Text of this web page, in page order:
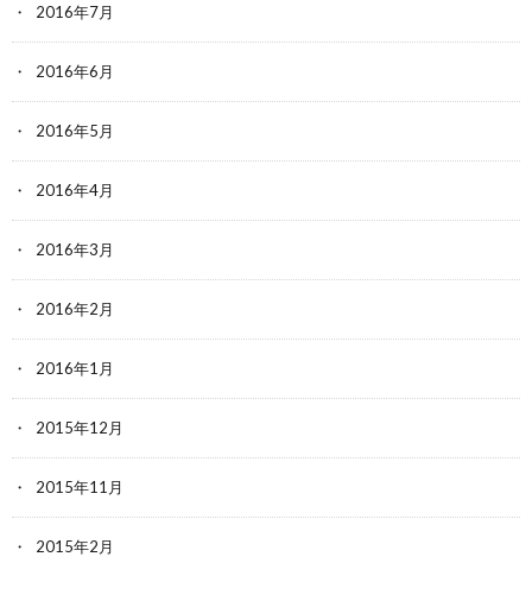
2016年7月
2016年6月
2016年5月
2016年4月
2016年3月
2016年2月
2016年1月
2015年12月
2015年11月
2015年2月